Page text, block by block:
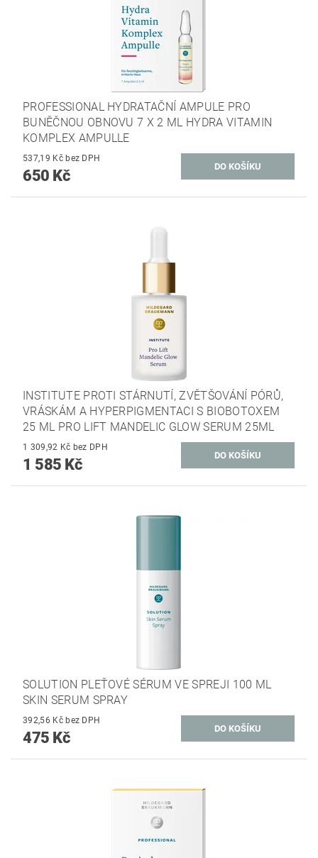
PROFESSIONAL HYDRATAČNÍ AMPULE PRO
BUNĚČNOU OBNOVU 7 X 2 ML HYDRA VITAMIN
KOMPLEX AMPULLE
537,19 Kč bez DPH
650 Kč
INSTITUTE PROTI STÁRNUTÍ, ZVĚTŠOVÁNÍ PÓRŮ,
VRÁSKÁM A HYPERPIGMENTACI S BIOBOTOXEM
25 ML PRO LIFT MANDELIC GLOW SERUM 25ML
1 309,92 Kč bez DPH
1 585 Kč
SOLUTION PLEŤOVÉ SÉRUM VE SPREJI 100 ML
SKIN SERUM SPRAY
392,56 Kč bez DPH
475 Kč